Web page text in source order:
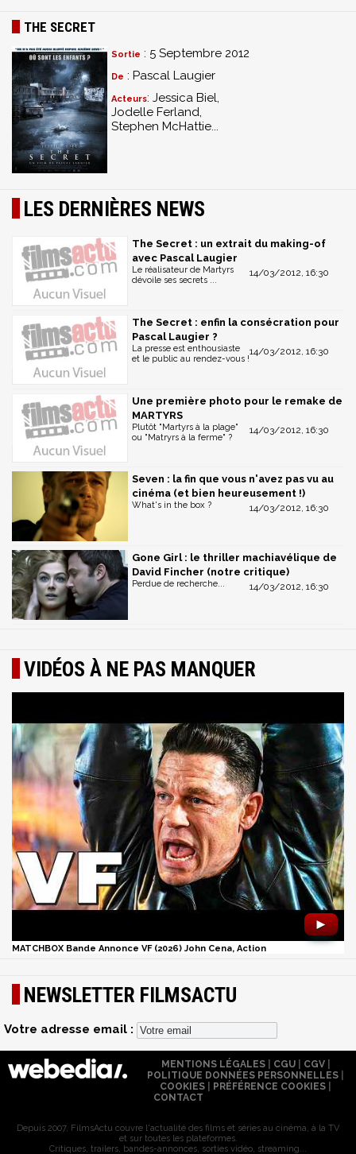
THE SECRET
Sortie : 5 Septembre 2012
De : Pascal Laugier
Acteurs: Jessica Biel,
Jodelle Ferland,
Stephen McHattie...
LES DERNIÈRES NEWS
The Secret : un extrait du making-of
avec Pascal Laugier
14/03/2012, 16:30
Le réalisateur de Martyrs
dévoile ses secrets ...
The Secret : enfin la consécration pour
Pascal Laugier ?
14/03/2012, 16:30
La presse est enthousiaste
et le public au rendez-vous !
Une première photo pour le remake de
MARTYRS
14/03/2012, 16:30
Plutôt "Martyrs à la plage"
ou "Matryrs à la ferme" ?
Seven : la fin que vous n'avez pas vu au
cinéma (et bien heureusement !)
14/03/2012, 16:30
What's in the box ?
Gone Girl : le thriller machiavélique de
David Fincher (notre critique)
14/03/2012, 16:30
Perdue de recherche...
VIDÉOS À NE PAS MANQUER
►
MATCHBOX Bande Annonce VF (2026) John Cena, Action
NEWSLETTER FILMSACTU
Votre adresse email :
MENTIONS LÉGALES| CGU| CGV|
POLITIQUE DONNÉES PERSONNELLES
COOKIES
PRÉFÉRENCE COOKIES
CONTACT
Depuis 2007, FilmsActu couvre l'actualité des films et séries au cinéma, à la TV
et sur toutes les plateformes.
Critiques, trailers, bandes-annonces, sorties vidéo, streaming...